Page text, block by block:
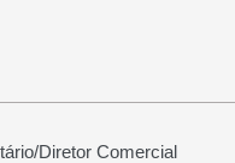
Diretor Comercial